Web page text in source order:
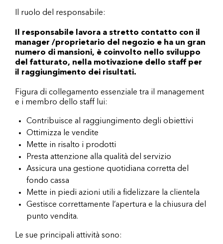
Il ruolo del responsabile:
Il responsabile lavora a stretto contatto con il
manager /proprietario del negozio e ha un gran
numero di mansioni, è coinvolto nello sviluppo
del fatturato, nella motivazione dello staff per
il raggiungimento dei risultati.
Figura di collegamento essenziale tra il management
e i membro dello staff lui:
Contribuisce al raggiungimento degli obiettivi
Ottimizza le vendite
Mette in risalto i prodotti
Presta attenzione alla qualità del servizio
Assicura una gestione quotidiana corretta del
fondo cassa
Mette in piedi azioni utili a fidelizzare la clientela
Gestisce correttamente l’apertura e la chiusura del
punto vendita.
Le sue principali attività sono: